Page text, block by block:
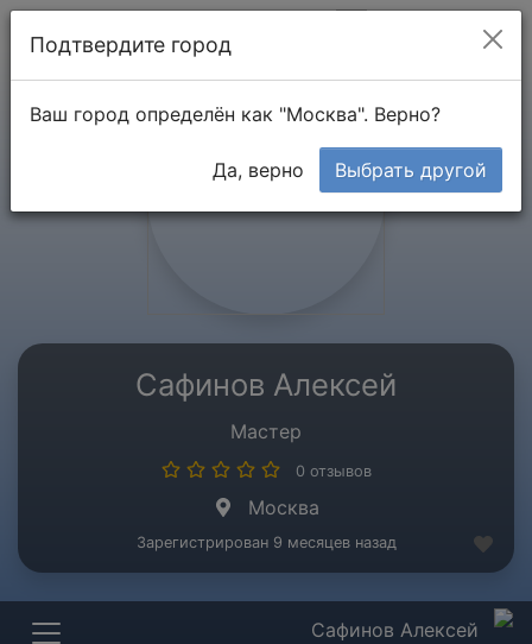
Сафинов Алексей
Мастер
0 отзывов
Москва
Зарегистрирован 9 месяцев назад
Сафинов Алексей
Подтвердите город
Ваш город определён как "Москва". Верно?
Да, верно Выбрать другой